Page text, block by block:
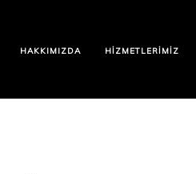
HAKKIMIZDA HIZMETLERIMIZ